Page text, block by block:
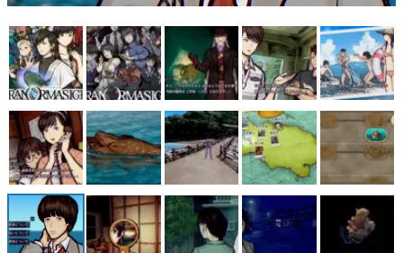
マンガ
女性向け
アプリレビュー
その他
電ファミニコゲーマーとは？
運営：株式会社マレ